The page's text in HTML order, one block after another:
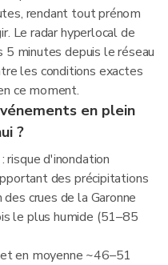
rendant tout prénom
Le radar hyperlocal de
minutes depuis le réseau
les conditions exactes
ce moment.
en plein
?
risque d'inondation
des précipitations
crues de la Garonne
le plus humide (51–85
en moyenne ~46–51